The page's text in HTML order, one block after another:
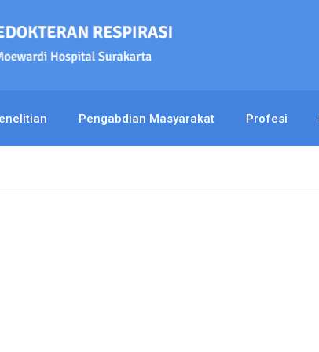
Pengabdian Masyarakat Profesi